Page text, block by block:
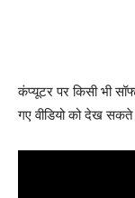
कंप्यूटर पर किसी भी
गए वीडियो को देख